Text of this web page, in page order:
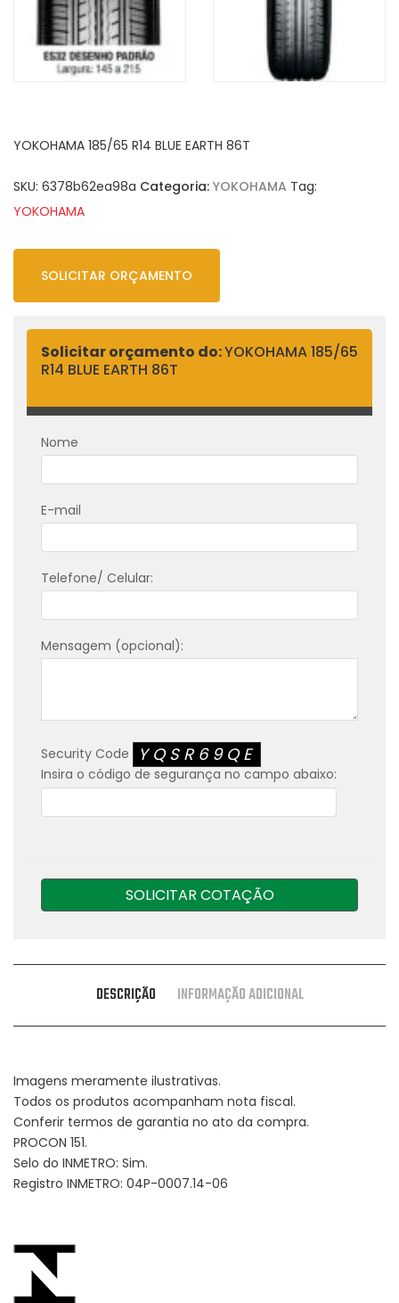
YOKOHAMA 185/65 R14 BLUE EARTH 86T
SKU: 6378b62ea98a Categoria: YOKOHAMA Tag:
YOKOHAMA
SOLICITAR ORÇAMENTO
Solicitar orçamento do:YOKOHAMA 185/65
R14 BLUE EARTH 86T
Nome
E-mail
Telefone/ Celular:
Mensagem (opcional):
Security Code YQSR69QE
Insira o código de segurança no campo abaixo:
SOLICITAR COTAÇÃO
DESCRIÇÃO INFORMAÇÃO ADICIONAL
Imagens meramente ilustrativas.
Todos os produtos acompanham nota fiscal.
Conferir termos de garantia no ato da compra.
PROCON 151.
Selo do INMETRO: Sim.
Registro INMETRO: 04P-0007.14-06